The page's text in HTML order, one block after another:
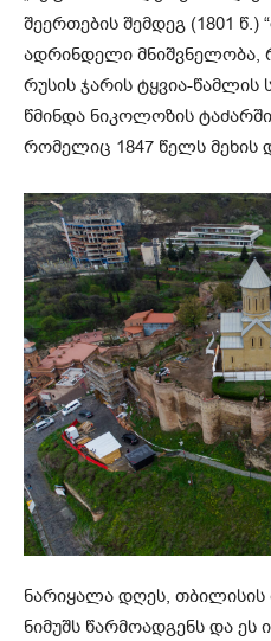
შეერთების შემდეგ (1801 წ.)
ადრინდელი მნიშვნელობა,
რუსის ჯარის ტყვია-წამლის
წმინდა ნიკოლოზის
რომელიც 1847 წელს მეხის
ნარიყალა დღეს, თბილისის
ნიმუშს წარმოადგენს და